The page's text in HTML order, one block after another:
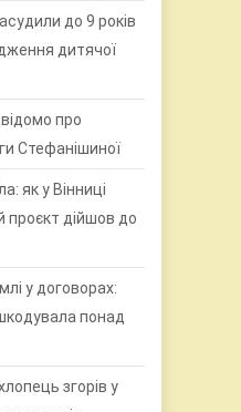
до 9 років
дитячої
про
Стефанішиної
як у Вінниці
проєкт дійшов до
у договорах:
понад
згорів у